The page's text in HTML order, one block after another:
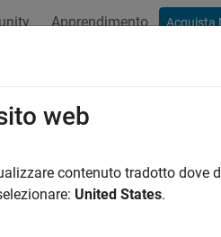
Apprendimento Acquista
web
contenuto tradotto dove
United States.